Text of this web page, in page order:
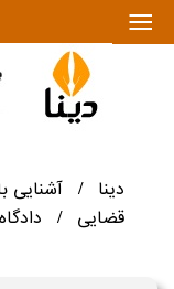
|||
دینا / آشنایی
قضایی
/